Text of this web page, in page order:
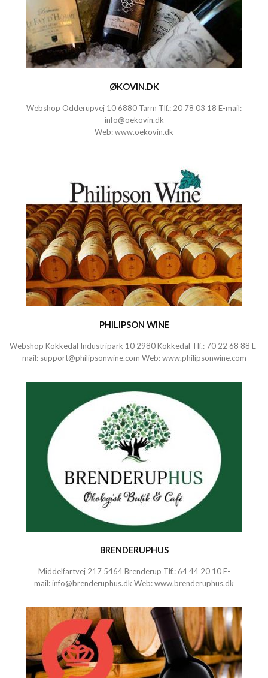
ØKOVIN.DK
Webshop Odderupvej 10 6880 Tarm Tlf.: 20 78 03 18 E-mail:
info@oekovin.dk
Web:www.oekovin.dk
PHILIPSON WINE
Webshop Kokkedal Industripark 10 2980 Kokkedal Tlf.: 70 22 68 88 E-
mail: support@philipsonwine.com Web:www.philipsonwine.com
BRENDERUPHUS
Middelfartvej 217 5464 Brenderup Tlf.:64 44 20 10E-
mail:info@brenderuphus.dk Web:www.brenderuphus.dk